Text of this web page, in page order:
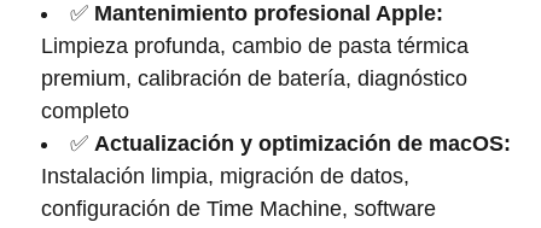
✅ Mantenimiento profesional Apple:
Limpieza profunda, cambio de pasta térmica
premium, calibración de batería, diagnóstico
completo
✅ Actualización y optimización de macOS:
Instalación limpia, migración de datos,
configuración de Time Machine, software